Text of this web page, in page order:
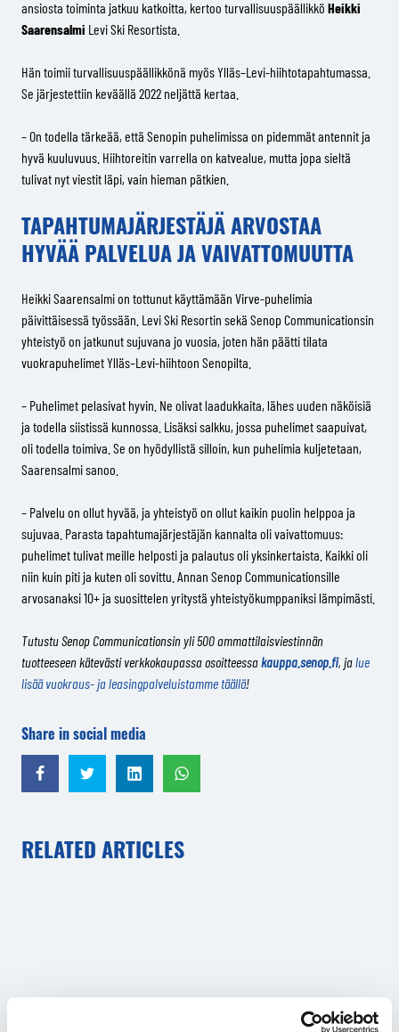
ansiosta toiminta jatkuu katkoitta, kertoo turvallisuuspäällikkö Heikki
Saarensalmi Levi Ski Resortista.
Hän toimii turvallisuuspäällikkönä myös Ylläs–Levi-hiihtotapahtumassa.
Se järjestettiin keväällä 2022 neljättä kertaa.
– On todella tärkeää, että Senopin puhelimissa on pidemmät antennit ja
hyvä kuuluvuus. Hiihtoreitin varrella on katvealue, mutta jopa sieltä
tulivat nyt viestit läpi, vain hieman pätkien.
TAPAHTUMAJÄRJESTÄJÄ ARVOSTAA
HYVÄÄ PALVELUA JA VAIVATTOMUUTTA
Heikki Saarensalmi on tottunut käyttämään Virve-puhelimia
päivittäisessä työssään. Levi Ski Resortin sekä Senop Communicationsin
yhteistyö on jatkunut sujuvana jo vuosia, joten hän päätti tilata
vuokrapuhelimet Ylläs–Levi-hiihtoon Senopilta.
– Puhelimet pelasivat hyvin. Ne olivat laadukkaita, lähes uuden näköisiä
ja todella siistissä kunnossa. Lisäksi salkku, jossa puhelimet saapuivat,
oli todella toimiva. Se on hyödyllistä silloin, kun puhelimia kuljetetaan,
Saarensalmi sanoo.
– Palvelu on ollut hyvää, ja yhteistyö on ollut kaikin puolin helppoa ja
sujuvaa. Parasta tapahtumajärjestäjän kannalta oli vaivattomuus:
puhelimet tulivat meille helposti ja palautus oli yksinkertaista. Kaikki oli
niin kuin piti ja kuten oli sovittu. Annan Senop Communicationsille
arvosanaksi 10+ ja suosittelen yritystä yhteistyökumppaniksi lämpimästi.
Tutustu Senop Communicationsin yli 500 ammattilaisviestinnän
tuotteeseen kätevästi verkkokaupassa osoitteessakauppa.senop.fi, jalue
lisää vuokraus- ja leasingpalveluistamme täällä!
Share in social media
Share in Facebook Share in Twitter Share in LinkedIn
RELATED ARTICLES